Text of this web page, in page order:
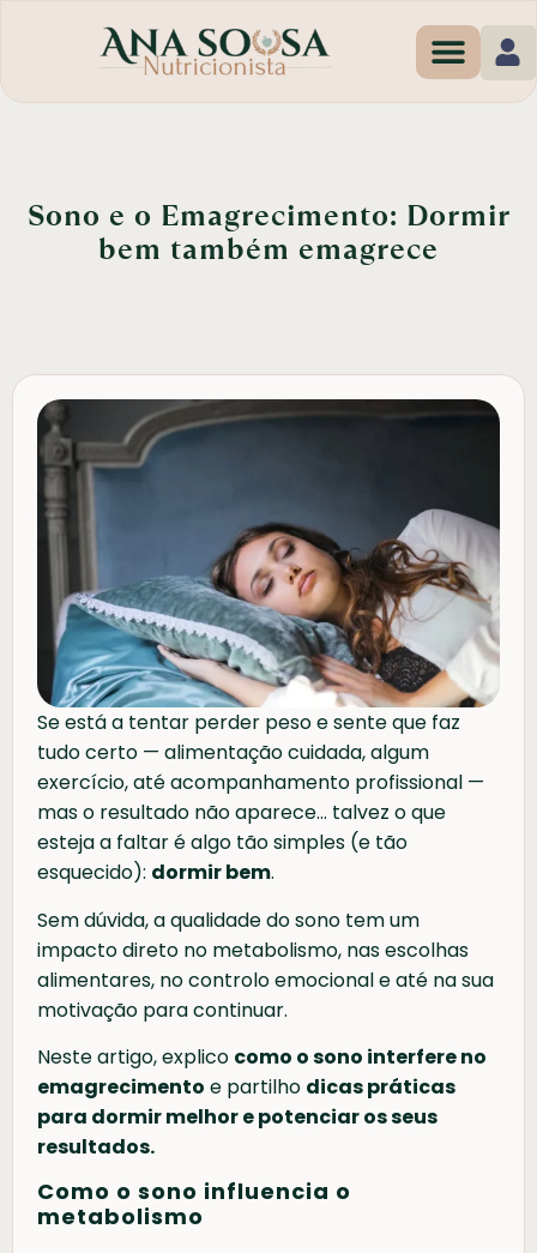
Sono e o Emagrecimento: Dormir
bem também emagrece
Se está a tentar perder peso e sente que faz
tudo certo — alimentação cuidada, algum
exercício, até acompanhamento profissional —
mas o resultado não aparece… talvez o que
esteja a faltar é algo tão simples (e tão
esquecido): dormir bem.
Sem dúvida, a qualidade do sono tem um
impacto direto no metabolismo, nas escolhas
alimentares, no controlo emocional e até na sua
motivação para continuar.
Neste artigo, explico como o sono interfere no
emagrecimento e partilho dicas práticas
para dormir melhor e potenciar os seus
resultados.
Como o sono influencia o
metabolismo